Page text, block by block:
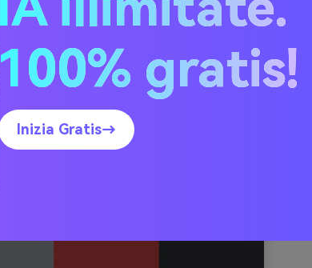
HEX)
100% gratis!
Inizia Gratis→